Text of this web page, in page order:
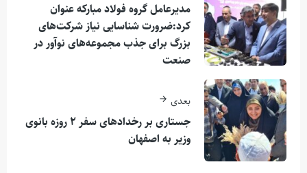
مدیرعامل گروه فولاد مبارکه عنوان
کرد:ضرورت شناسایی نیاز شرکت‌های
بزرگ برای جذب مجموعه‌های نوآور در
صنعت
بعدی
جستاری بر رخدادهای سفر ۲ روزه بانوی
وزیر به اصفهان